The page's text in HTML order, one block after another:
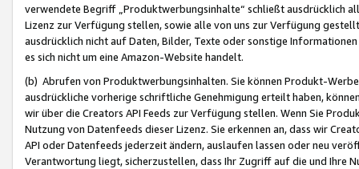
verwendete Begriff „Produktwerbungsinhalte“ schließt ausdrücklich
Lizenz zur Verfügung stellen, sowie alle von uns zur Verfügung
ausdrücklich nicht auf Daten, Bilder, Texte oder sonstige
es sich nicht um eine Amazon-Website handelt.
(b) Abrufen von Produktwerbungsinhalten. Sie können Produkt-
ausdrückliche vorherige schriftliche Genehmigung erteilt haben,
wir über die Creators API Feeds zur Verfügung stellen. Wenn Sie
Nutzung von Datenfeeds dieser Lizenz. Sie erkennen an, dass wir
API oder Datenfeeds jederzeit ändern, auslaufen lassen oder neu
Verantwortung liegt, sicherzustellen, dass Ihr Zugriff auf die und Ihre